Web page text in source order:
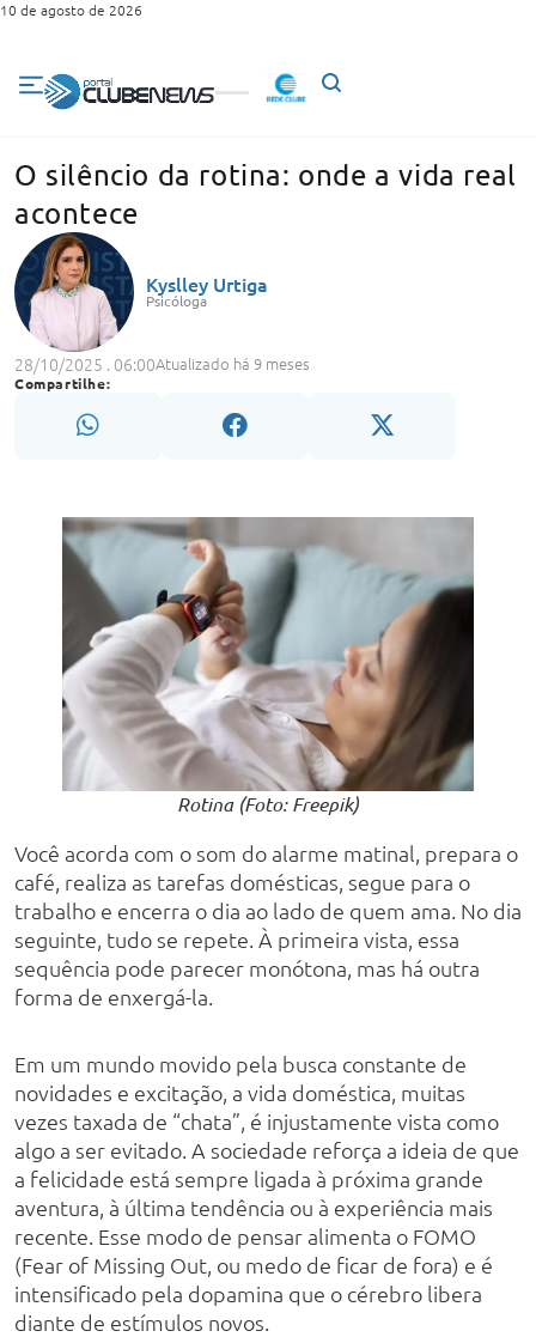
10 de agosto de 2026
O silêncio da rotina: onde a vida real
acontece
Kyslley Urtiga
Psicóloga
28/10/2025 . 06:00Atualizado há 9 meses
Compartilhe:
Rotina (Foto: Freepik)
Você acorda com o som do alarme matinal, prepara o
café, realiza as tarefas domésticas, segue para o
trabalho e encerra o dia ao lado de quem ama. No dia
seguinte, tudo se repete. À primeira vista, essa
sequência pode parecer monótona, mas há outra
forma de enxergá-la.
Em um mundo movido pela busca constante de
novidades e excitação, a vida doméstica, muitas
vezes taxada de “chata”, é injustamente vista como
algo a ser evitado. A sociedade reforça a ideia de que
a felicidade está sempre ligada à próxima grande
aventura, à última tendência ou à experiência mais
recente. Esse modo de pensar alimenta o FOMO
(Fear of Missing Out, ou medo de ficar de fora) e é
intensificado pela dopamina que o cérebro libera
diante de estímulos novos.